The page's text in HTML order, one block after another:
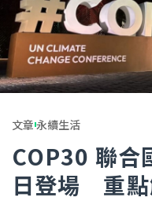
文章永續生活
COP30 聯合
日登場 重點